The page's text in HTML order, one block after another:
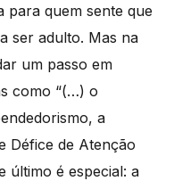
para quem sente que
ser adulto. Mas na
um passo em
como “(…) o
a
Défice de Atenção
último é especial: a